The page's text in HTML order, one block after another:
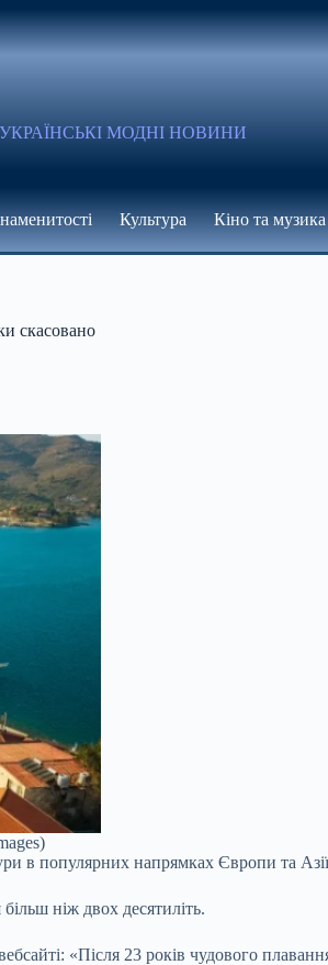
МОДНІ НОВИНИ
Культура Кіно та музика
скасовано
в популярних напрямках Європи та
ніж двох десятиліть.
«Після 23 років чудового